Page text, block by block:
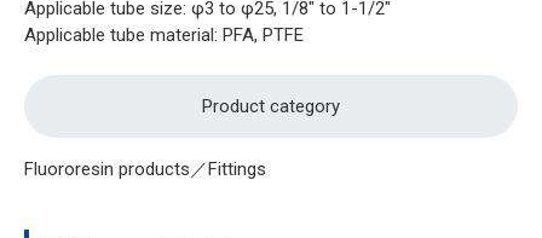
Applicable tube size: φ3 to φ25, 1/8" to 1-1/2"
Applicable tube material: PFA, PTFE
Product category
Fluororesin products／Fittings